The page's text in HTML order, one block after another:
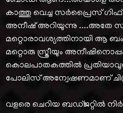
കാത്തു വെച്ച സർപ്രൈസ്
അനീഷ് അറിയുന്നു ....അതേ
മറ്റൊരാവശ്യത്തിനായി ആ
മറ്റൊരു സ്ത്രീയും
കൊലപാതകത്തിൽ
പോലിസ് അന്വേഷണമാണ്
വളരെ ചെറിയ ബഡ്ജറ്റിൽ